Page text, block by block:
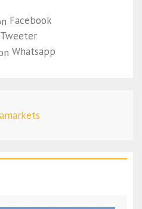
Facebook
Tweeter
Whatsapp